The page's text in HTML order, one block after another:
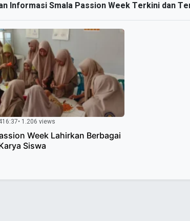
Informasi Smala Passion Week Terkini dan
16:37• 1.206 views
Week Lahirkan Berbagai
Siswa